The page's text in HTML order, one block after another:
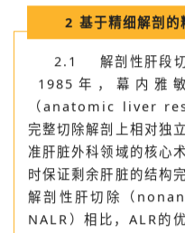
2 基于精细解剖
2.1 解剖性肝段切
1985年，幕内雅
（anatomic liver
完整切除解剖上相对独
准肝脏外科领域的核心
时保证剩余肝脏的结构